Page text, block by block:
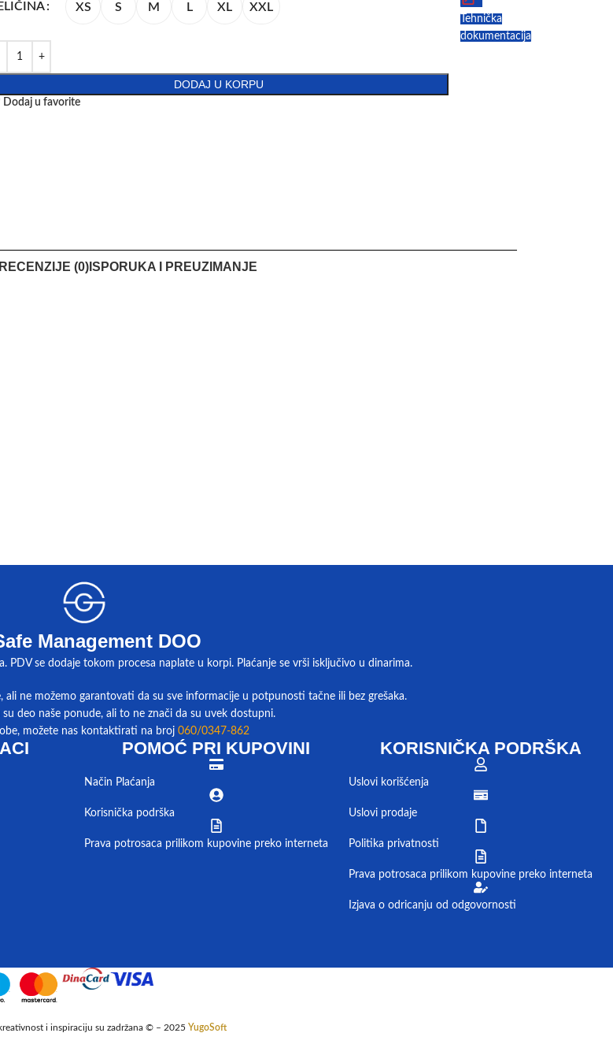
XS S M L XL XXL
DODAJ U KORPU
Tehnička
dokumentacija
Dodaj u favorite
RECENZIJE (0) ISPORUKA I PREUZIMANJE
Management DOO
PDV se dodaje tokom procesa naplate u korpi. Plaćanje se vrši isključivo u dinarima.
ali ne možemo garantovati da su sve informacije u potpunosti tačne ili bez grešaka.
deo naše ponude, ali to ne znači da su uvek dostupni.
možete nas kontaktirati na broj 060/0347-862
POMOĆ PRI KUPOVINI
Način Plaćanja
Korisnička podrška
Prava potrosaca prilikom kupovine preko interneta
KORISNIČKA PODRŠKA
Uslovi korišćenja
Uslovi prodaje
Politika privatnosti
Prava potrosaca prilikom kupovine preko interneta
Izjava o odricanju od odgovornosti
i inspiraciju su zadržana © – 2025 YugoSoft